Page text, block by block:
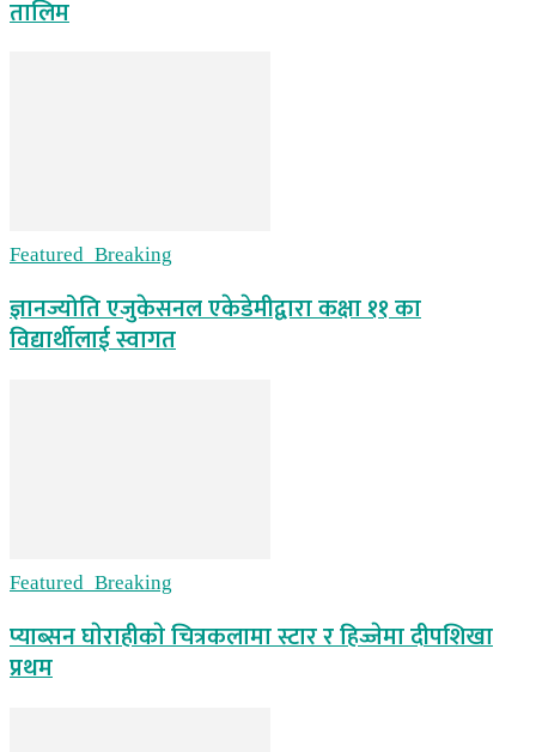
तालिम
Featured_Breaking
ज्ञानज्योति एजुकेसनल एकेडेमीद्वारा कक्षा ११ का
विद्यार्थीलाई स्वागत
Featured_Breaking
प्याब्सन घाेराहीकाे चित्रकलामा स्टार र हिज्जेमा दीपशिखा
प्रथम